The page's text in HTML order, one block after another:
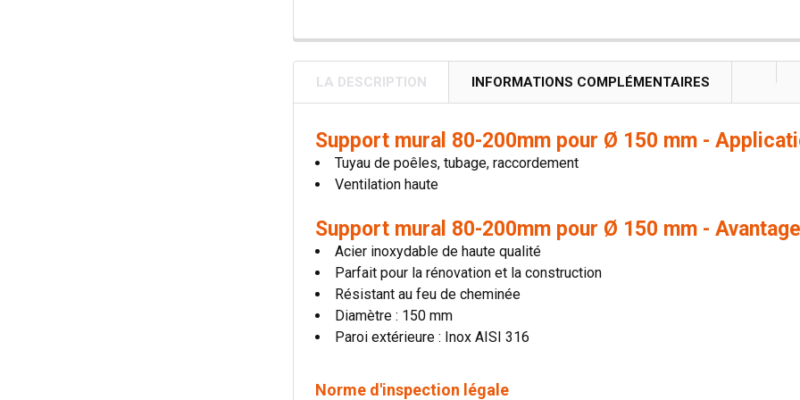
LA DESCRIPTION INFORMATIONS COMPLÉMENTAIRES
Support mural 80-200mm pour Ø 150 mm -
Tuyau de poêles, tubage, raccordement
Ventilation haute
Support mural 80-200mm pour Ø 150 mm -
Acier inoxydable de haute qualité
Parfait pour la rénovation et la construction
Résistant au feu de cheminée
Diamètre : 150 mm
Paroi extérieure : Inox AISI 316
Norme d'inspection légale